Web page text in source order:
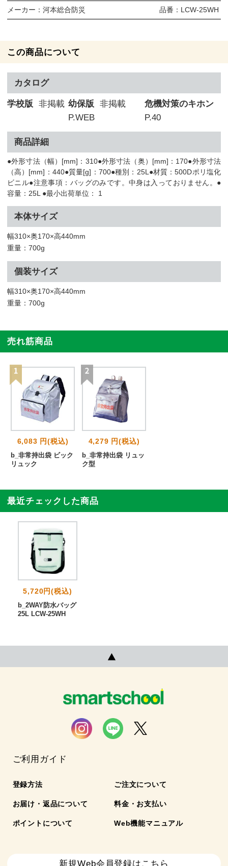
メーカー： 河本総合防災 品番： LCW-25WH
この商品について
カタログ
学校版 非掲載 幼保版
非掲載
P.WEB
危機対策のキホン
P.40
商品詳細
●外形寸法（幅）[mm]：310●外形寸法（奥）[mm]：170●外形寸法
（高）[mm]：440●質量[g]：700●種別：25L●材質：500Dポリ塩化
ビニル●注意事項：バッグのみです。中身は入っておりません。●
容量：25L ●最小出荷単位： 1
本体サイズ
幅310×奥170×高440mm
重量：700g
個装サイズ
幅310×奥170×高440mm
重量：700g
売れ筋商品
6,083 円(税込)
b_非常持出袋 ビック
リュック
4,279 円(税込)
b_非常持出袋 リュッ
ク型
最近チェックした商品
5,720円(税込)
b_2WAY防水バッグ
25L LCW-25WH
ご利用ガイド
登録方法 ご注文について
お届け・返品について 料金・お支払い
ポイントについて Web機能マニュアル
新規Web会員登録はこちら